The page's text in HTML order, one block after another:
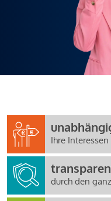
Ihre
durch den